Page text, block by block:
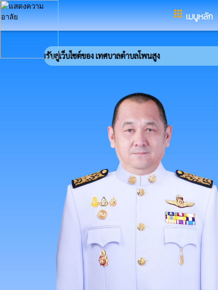
appsเมนูหลัก
อำเภอไชยวาน จังหวัดอุดรธานี
ยินดีต้อนรับสู่เว็บไซต์ของ เทศบาลตำบลโพนสูง